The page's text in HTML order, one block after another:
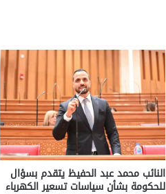
النائب محمد عبد الحفيظ يتقدم بسؤال
للحكومة بشأن سياسات تسعير الكهرباء